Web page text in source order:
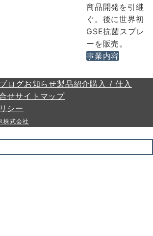
商品開発を引継
ぐ。後に世界初
GSE抗菌スプレ
ーを販売。
事業内容
ブログお知らせ製品紹介購入 / 仕入
せサイトマップ
シー
株式会社